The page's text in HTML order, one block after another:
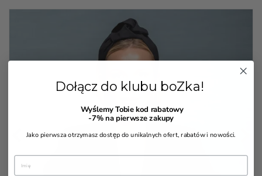
 
Dołącz do klubu boZka!
Wyślemy Tobie kod rabatowy
-7%na pierwsze zakupy
Jako pierwsza otrzymasz dostęp do unikalnych ofert, rabatów i nowości.